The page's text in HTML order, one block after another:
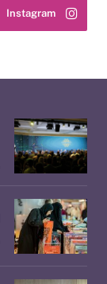
Instagram